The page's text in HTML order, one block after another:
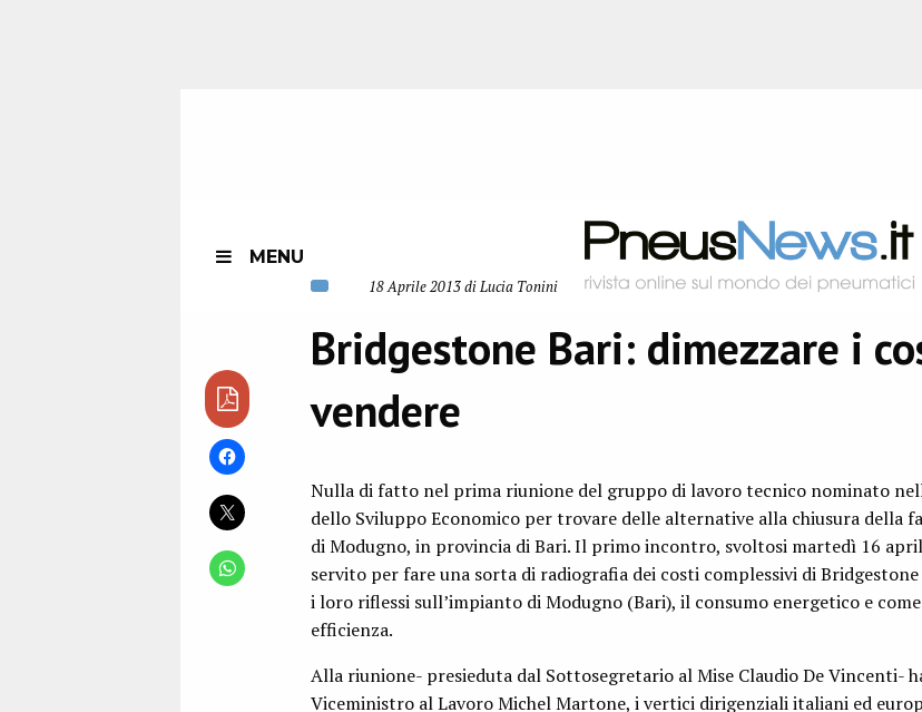
MENU
18 Aprile 2013 di Lucia Tonini
Bridgestone Bari: dimezzare i
vendere
Nulla di fatto nel prima riunione del gruppo di lavoro tecnico nominato
dello Sviluppo Economico per trovare delle alternative alla chiusura della
di Modugno, in provincia di Bari. Il primo incontro, svoltosi martedì 16
servito per fare una sorta di radiografia dei costi complessivi di
i loro riflessi sull’impianto di Modugno (Bari), il consumo energetico e
efficienza.
Alla riunione- presieduta dal Sottosegretario al Mise Claudio De Vincenti-
Viceministro al Lavoro Michel Martone, i vertici dirigenziali italiani ed